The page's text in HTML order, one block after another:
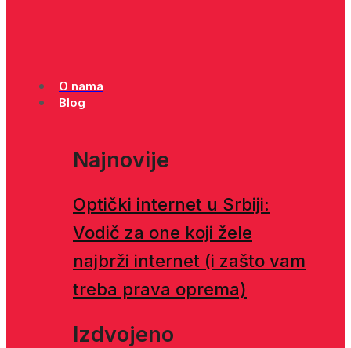
O nama
Blog
Najnovije
Optički internet u Srbiji:
Vodič za one koji žele
najbrži internet (i zašto vam
treba prava oprema)
Izdvojeno